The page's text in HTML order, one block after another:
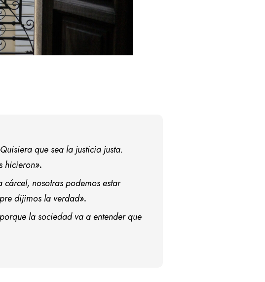
que sea la justicia justa.
hicieron».
nosotras podemos estar
dijimos la verdad».
la sociedad va a entender que